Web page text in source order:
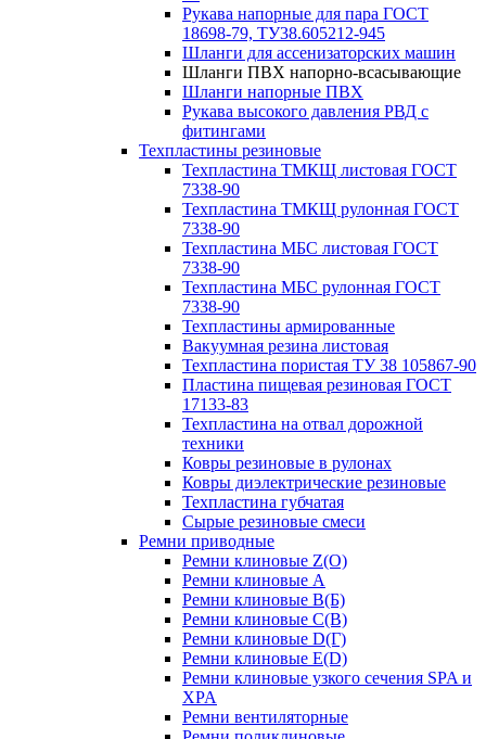
Рукава напорные для пара ГОСТ
18698-79, ТУ38.605212-945
Шланги для ассенизаторских машин
Шланги ПВХ напорно-всасывающие
Шланги напорные ПВХ
Рукава высокого давления РВД с
фитингами
Техпластины резиновые
Техпластина ТМКЩ листовая ГОСТ
7338-90
Техпластина ТМКЩ рулонная ГОСТ
7338-90
Техпластина МБС листовая ГОСТ
7338-90
Техпластина МБС рулонная ГОСТ
7338-90
Техпластины армированные
Вакуумная резина листовая
Техпластина пористая ТУ 38 105867-90
Пластина пищевая резиновая ГОСТ
17133-83
Техпластина на отвал дорожной
техники
Ковры резиновые в рулонах
Ковры диэлектрические резиновые
Техпластина губчатая
Сырые резиновые смеси
Ремни приводные
Ремни клиновые Z(О)
Ремни клиновые A
Ремни клиновые B(Б)
Ремни клиновые C(В)
Ремни клиновые D(Г)
Ремни клиновые Е(D)
Ремни клиновые узкого сечения SPA и
XPA
Ремни вентиляторные